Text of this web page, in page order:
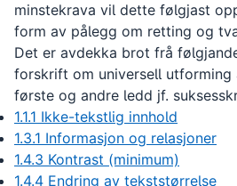
minstekrava vil dette følgjast
form av pålegg om retting og
Det er avdekka brot frå
forskrift om universell
første og andre ledd jf.
1.1.1 Ikke-tekstlig innhold
1.3.1 Informasjon og relasjoner
1.4.3 Kontrast (minimum)
1.4.4 Endring av tekststørrelse